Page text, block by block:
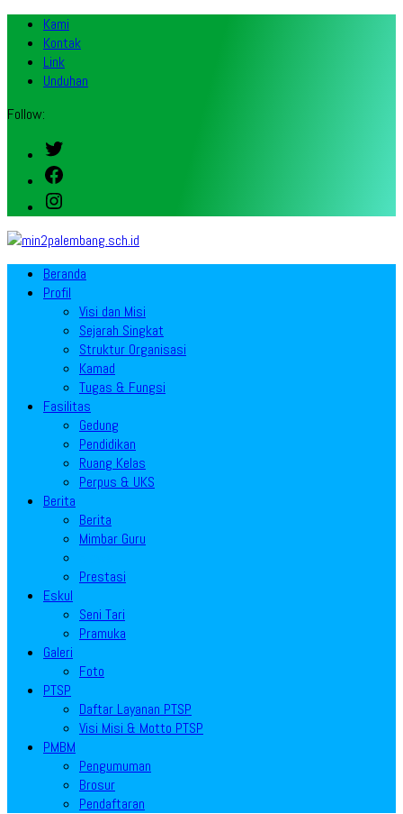
Kami
Kontak
Link
Unduhan
Follow:
Twitter
Facebook
Instagram
Beranda
Profil
Visi dan Misi
Sejarah Singkat
Struktur Organisasi
Kamad
Tugas & Fungsi
Fasilitas
Gedung
Pendidikan
Ruang Kelas
Perpus & UKS
Berita
Berita
Mimbar Guru
Prestasi
Eskul
Seni Tari
Pramuka
Galeri
Foto
PTSP
Daftar Layanan PTSP
Visi Misi & Motto PTSP
PMBM
Pengumuman
Brosur
Pendaftaran